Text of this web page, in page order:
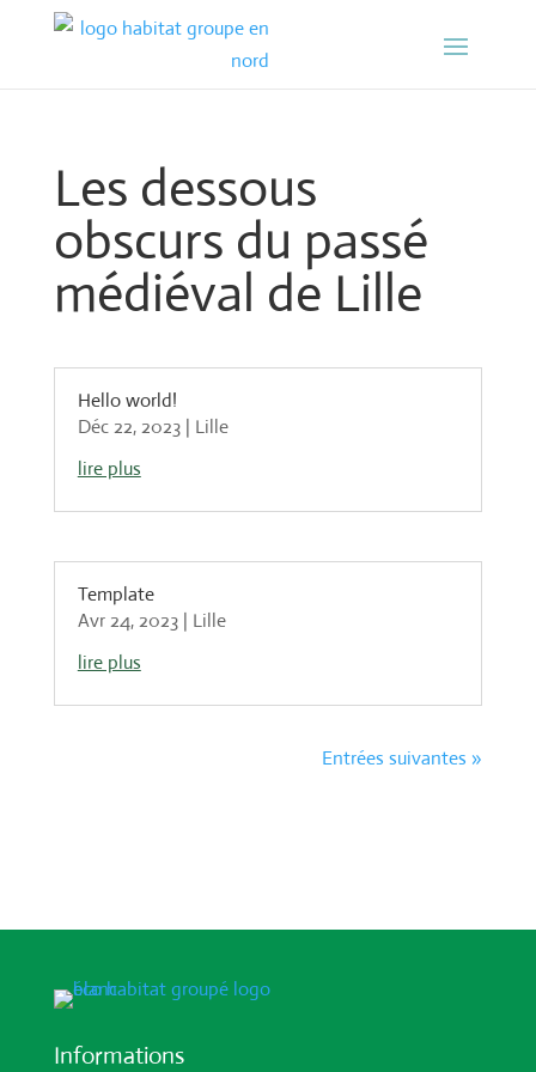
Les dessous
obscurs du passé
médiéval de Lille
Hello world!
Déc 22, 2023| Lille
lire plus
Template
Avr 24, 2023| Lille
lire plus
Entrées suivantes »
Informations